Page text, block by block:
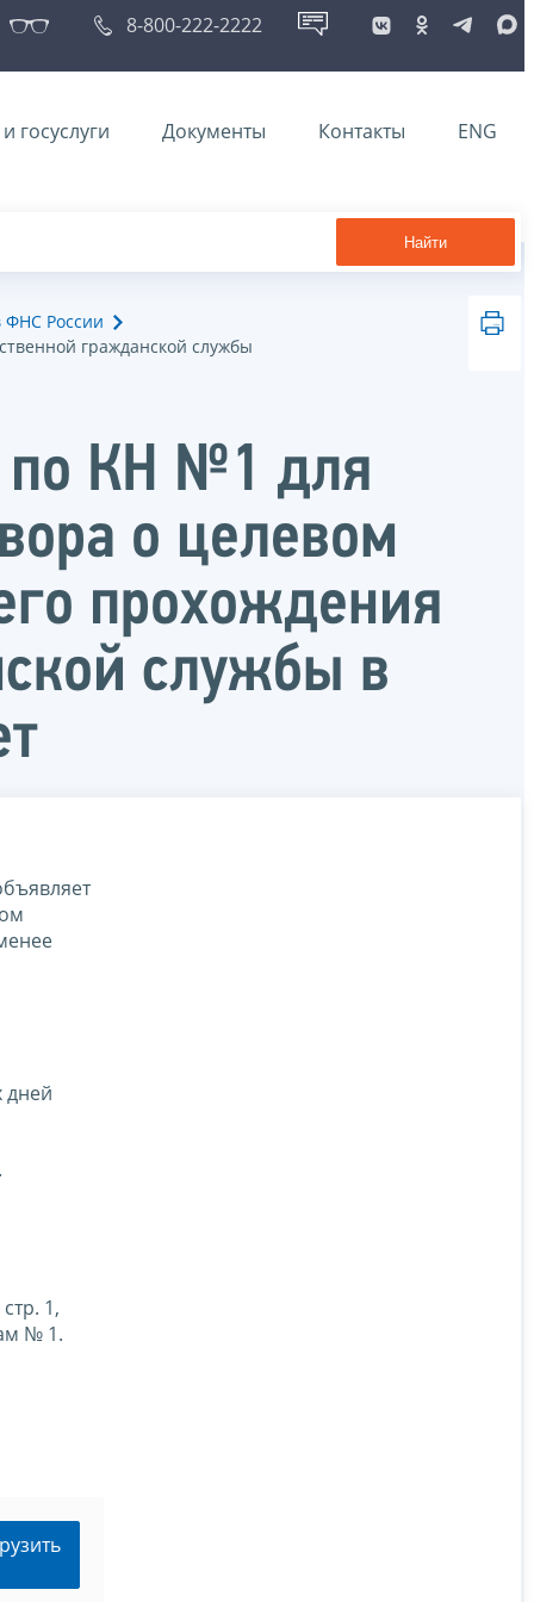
8-800-222-2222
госуслуги Документы Контакты ENG
Найти
ФНС России
гражданской службы
по КН №1 для
о целевом
прохождения
службы в
дней
1,
№ 1.